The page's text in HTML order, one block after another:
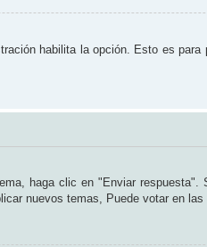
habilita la opción. Esto es
haga clic en "Enviar respuesta".
nuevos temas, Puede votar en las